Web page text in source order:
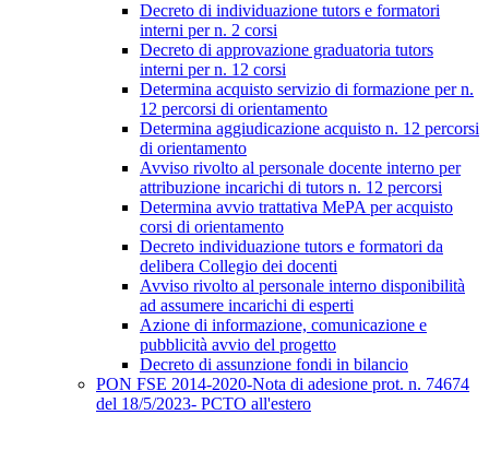
Decreto di individuazione tutors e formatori
interni per n. 2 corsi
Decreto di approvazione graduatoria tutors
interni per n. 12 corsi
Determina acquisto servizio di formazione per n.
12 percorsi di orientamento
Determina aggiudicazione acquisto n. 12 percorsi
di orientamento
Avviso rivolto al personale docente interno per
attribuzione incarichi di tutors n. 12 percorsi
Determina avvio trattativa MePA per acquisto
corsi di orientamento
Decreto individuazione tutors e formatori da
delibera Collegio dei docenti
Avviso rivolto al personale interno disponibilità
ad assumere incarichi di esperti
Azione di informazione, comunicazione e
pubblicità avvio del progetto
Decreto di assunzione fondi in bilancio
PON FSE 2014-2020-Nota di adesione prot. n. 74674
del 18/5/2023- PCTO all'estero